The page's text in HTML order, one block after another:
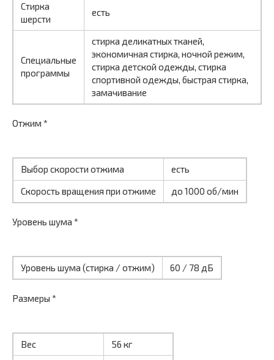
Стирка
шерсти
есть
Специальные
программы
стирка деликатных тканей,
экономичная стирка, ночной режим,
стирка детской одежды, стирка
спортивной одежды, быстрая стирка,
замачивание
Отжим *
Выбор скорости отжима
есть
Скорость вращения при отжиме
до 1000 об/мин
Уровень шума *
Уровень шума (стирка / отжим) 60 / 78 дБ
Размеры *
Вес
56 кг